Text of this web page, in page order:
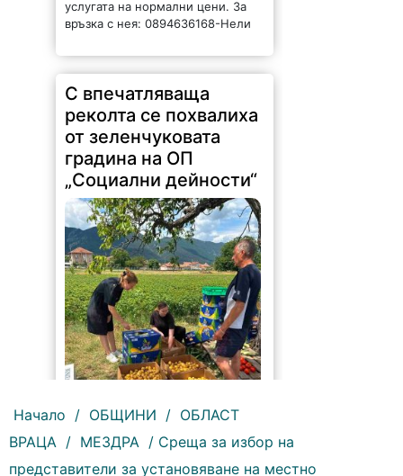
С впечатляваща
реколта се похвалиха
градина на ОП
„Социални дейности“
234 | 2026-08-05 13:21:45
Зеленчуковата градина към ОП
„Социални дейности“ – Враца,
създадена по идея на кмета
Начало / ОБЩИНИ / ОБЛАСТ
ВРАЦА / МЕЗДРА / Среща за избор на
представители за установяване на местно